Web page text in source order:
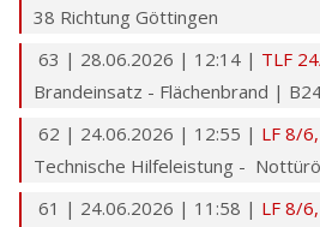
38 Richtung Göttingen
63 | 28.06.2026 | 12:14 | TLF
Brandeinsatz - Flächenbrand |
62 | 24.06.2026 | 12:55 | LF 8/6,
Technische Hilfeleistung -
61 | 24.06.2026 | 11:58 | LF 8/6,